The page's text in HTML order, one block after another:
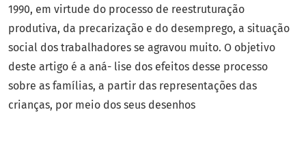
1990, em virtude do processo de reestruturação
produtiva, da precarização e do desemprego, a situação
social dos trabalhadores se agravou muito. O objetivo
deste artigo é a aná- lise dos efeitos desse processo
sobre as famílias, a partir das representações das
crianças, por meio dos seus desenhos